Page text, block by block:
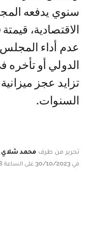
سنوي يدفعه
عدم أداء
الدولي أو تأخره
تزايد عجز
السنوات.
تحرير من طرف محمد شلاي
في 30/10/2023 على الساعة 22:58